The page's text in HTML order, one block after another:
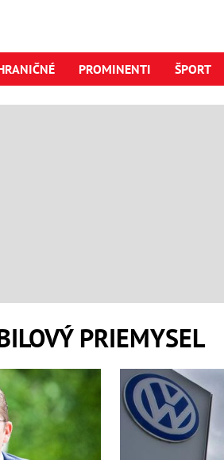
PROMINENTI ŠPORT
PRIEMYSEL